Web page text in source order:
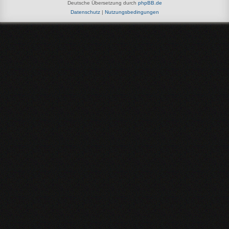
Deutsche Übersetzung durch phpBB.de
Datenschutz| Nutzungsbedingungen